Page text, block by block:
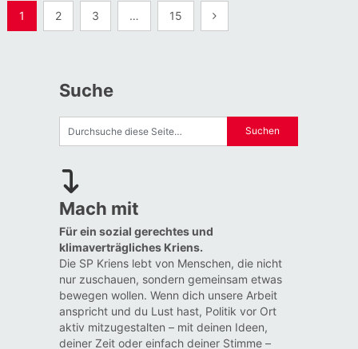
Seitennummerierung
1 2 3 … 15
Suche
Mach mit
Für ein sozial gerechtes und
klimaverträgliches Kriens.
Die SP Kriens lebt von Menschen, die nicht
nur zuschauen, sondern gemeinsam etwas
bewegen wollen. Wenn dich unsere Arbeit
anspricht und du Lust hast, Politik vor Ort
aktiv mitzugestalten – mit deinen Ideen,
deiner Zeit oder einfach deiner Stimme –